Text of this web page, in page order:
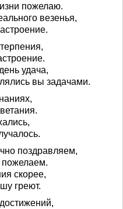
пожелаю.
везенья,
удача,
вы задачами.
поздравляем,
пожелаем.
скорее,
греют.